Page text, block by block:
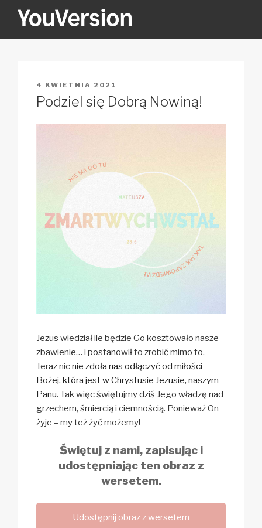
YOUVERSION
OPUBLIKOWANE
W
4 KWIETNIA 2021
Podziel się Dobrą Nowiną!
Jezus wiedział ile będzie Go kosztowało nasze
zbawienie… i postanowił to zrobić mimo to.
Teraz nicnie zdoła nas odłączyć od miłości
Bożej, która jest w Chrystusie Jezusie, naszym
Panu. Tak więc świętujmy dziś Jego władzę nad
grzechem, śmiercią i ciemnością. Ponieważ On
żyje – my też żyć możemy!
Świętuj z nami, zapisując i
udostępniając ten obraz z
wersetem.
Udostępnij obraz z wersetem